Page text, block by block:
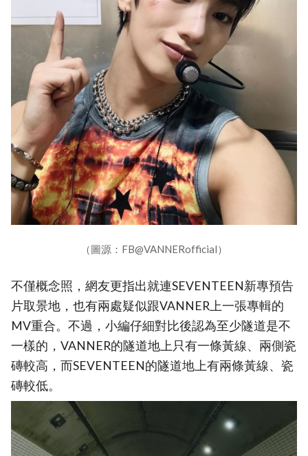
（圖源：FB@VANNERofficial）
不僅概念照，網友更指出就連SEVENTEEN新專預告
片取景地，也有兩處疑似跟VANNER上一張專輯的
MV重合。不過，小編仔細對比後認為至少隧道是不
一樣的，VANNER的隧道地上只有一條黃線、兩側瓷
磚較高，而SEVENTEEN的隧道地上有兩條黃線、瓷
磚較低。